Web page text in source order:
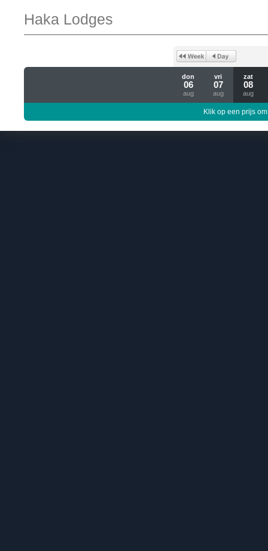
Haka Lodges
don
06
aug
vri
07
aug
zat
08
aug
Klik op een prijs